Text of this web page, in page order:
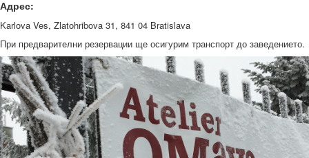
Адрес:
Karlova Ves, Zlatohribova 31, 841 04 Bratislava
При предварителни резервации ще осигурим транспорт до заведението.